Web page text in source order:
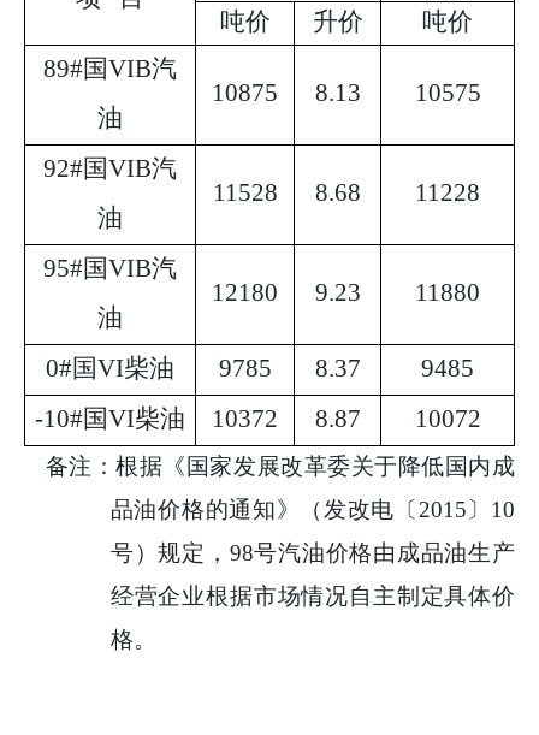
吨价
升价
吨价
89#国VIB汽
油
10875 8.13 10575
92#国VIB汽
油
11528 8.68 11228
95#国VIB汽
油
12180 9.23 11880
0#国VI柴油 9785 8.37
9485
-10#国VI柴油 10372 8.87 10072
备注：根据《国家发展改革委关于降低国内成
品油价格的通知》（发改电〔 2015 〕 10
号）规定， 98号汽油价格由成品油生产
经营企业根据市场情况自主制定具体价
格。